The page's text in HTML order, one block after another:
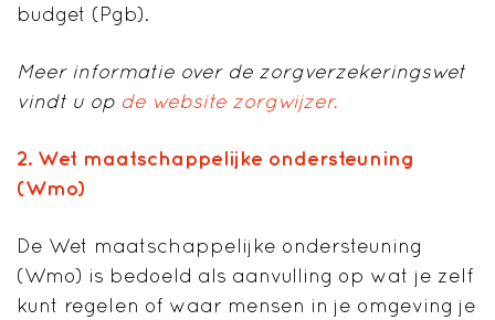
budget (Pgb).
Meer informatie over de zorgverzekeringswet
vindt u op de website zorgwijzer.
2. Wet maatschappelijke ondersteuning
(Wmo)
De Wet maatschappelijke ondersteuning
(Wmo) is bedoeld als aanvulling op wat je zelf
kunt regelen of waar mensen in je omgeving je